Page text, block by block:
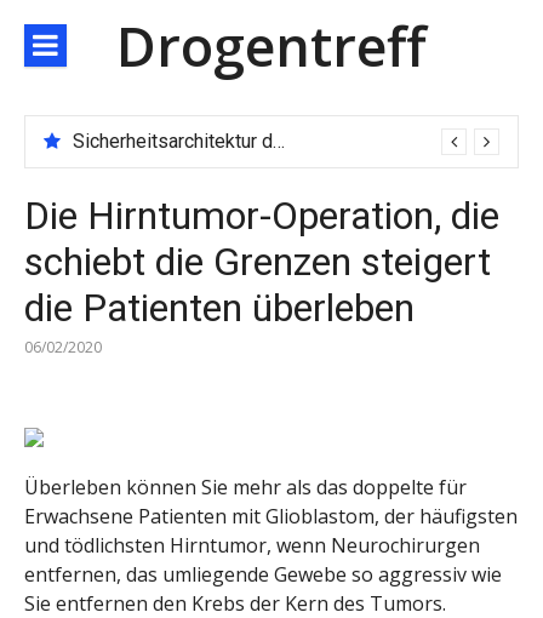
zum
Inhalt
Drogentreff
Sicherheitsarchitektur der nächsten Generation: JARXE kombiniert Multi-Wallet und MPC als Schutzschild für digitales Vertrauen
Die Hirntumor-Operation, die
schiebt die Grenzen steigert
die Patienten überleben
06/02/2020
Überleben können Sie mehr als das doppelte für
Erwachsene Patienten mit Glioblastom, der häufigsten
und tödlichsten Hirntumor, wenn Neurochirurgen
entfernen, das umliegende Gewebe so aggressiv wie
Sie entfernen den Krebs der Kern des Tumors.